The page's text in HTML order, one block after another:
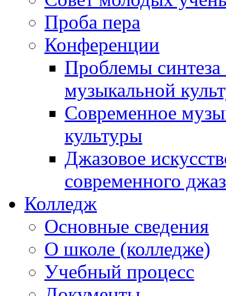
Проба пера
Конференции
Проблемы синтеза
музыкальной
Современное
культуры
Джазовое
современного
Колледж
Основные сведения
О школе (колледже)
Учебный процесс